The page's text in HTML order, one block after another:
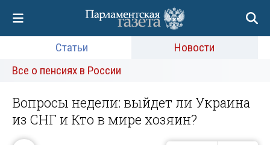
Статьи
Новости
Все о пенсиях в России
Вопросы недели: выйдет ли Украина
из СНГ и Кто в мире хозяин?